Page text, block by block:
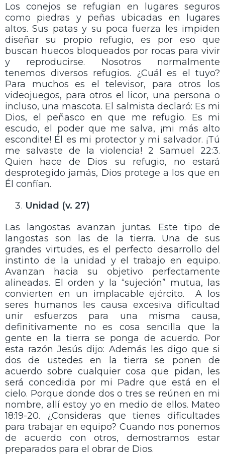
Los conejos se refugian en lugares seguros
como piedras y peñas ubicadas en lugares
altos. Sus patas y su poca fuerza les impiden
diseñar su propio refugio, es por eso que
buscan huecos bloqueados por rocas para vivir
y reproducirse. Nosotros normalmente
tenemos diversos refugios. ¿Cuál es el tuyo?
Para muchos es el televisor, para otros los
videojuegos, para otros el licor, una persona o
incluso, una mascota. El salmista declaró: Es mi
Dios, el peñasco en que me refugio. Es mi
escudo, el poder que me salva, ¡mi más alto
escondite! Él es mi protector y mi salvador. ¡Tú
me salvaste de la violencia! 2 Samuel 22:3.
Quien hace de Dios su refugio, no estará
desprotegido jamás, Dios protege a los que en
Él confían.
Unidad (v. 27)
Las langostas avanzan juntas. Este tipo de
langostas son las de la tierra. Una de sus
grandes virtudes, es el perfecto desarrollo del
instinto de la unidad y el trabajo en equipo.
Avanzan hacia su objetivo perfectamente
alineadas. El orden y la “sujeción” mutua, las
convierten en un implacable ejército. A los
seres humanos les causa excesiva dificultad
unir esfuerzos para una misma causa,
definitivamente no es cosa sencilla que la
gente en la tierra se ponga de acuerdo. Por
esta razón Jesús dijo: Además les digo que si
dos de ustedes en la tierra se ponen de
acuerdo sobre cualquier cosa que pidan, les
será concedida por mi Padre que está en el
cielo. Porque donde dos o tres se reúnen en mi
nombre, allí estoy yo en medio de ellos. Mateo
18:19-20. ¿Consideras que tienes dificultades
para trabajar en equipo? Cuando nos ponemos
de acuerdo con otros, demostramos estar
preparados para el obrar de Dios.